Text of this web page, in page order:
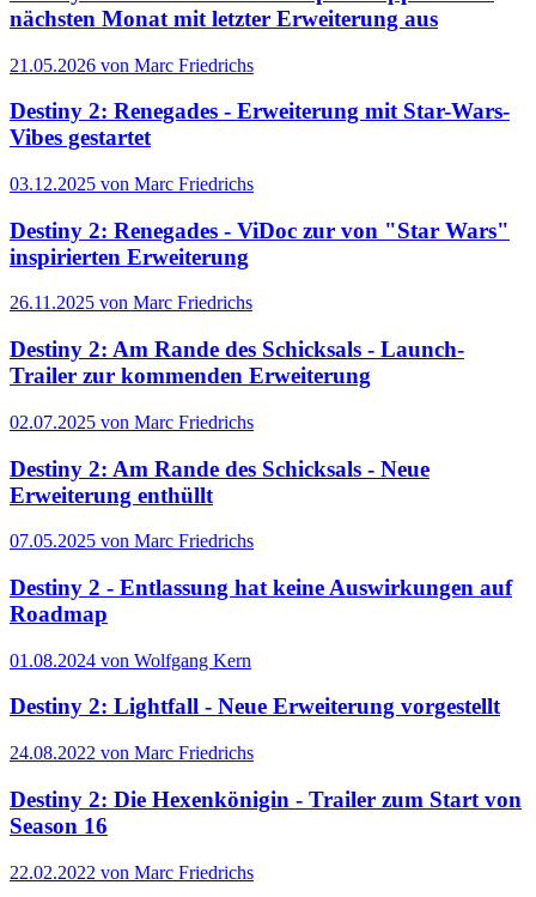
nächsten Monat mit letzter Erweiterung aus
21.05.2026 von Marc Friedrichs
Destiny 2: Renegades - Erweiterung mit Star-Wars-
Vibes gestartet
03.12.2025 von Marc Friedrichs
Destiny 2: Renegades - ViDoc zur von "Star Wars"
inspirierten Erweiterung
26.11.2025 von Marc Friedrichs
Destiny 2: Am Rande des Schicksals - Launch-
Trailer zur kommenden Erweiterung
02.07.2025 von Marc Friedrichs
Destiny 2: Am Rande des Schicksals - Neue
Erweiterung enthüllt
07.05.2025 von Marc Friedrichs
Destiny 2 - Entlassung hat keine Auswirkungen auf
Roadmap
01.08.2024 von Wolfgang Kern
Destiny 2: Lightfall - Neue Erweiterung vorgestellt
24.08.2022 von Marc Friedrichs
Destiny 2: Die Hexenkönigin - Trailer zum Start von
Season 16
22.02.2022 von Marc Friedrichs